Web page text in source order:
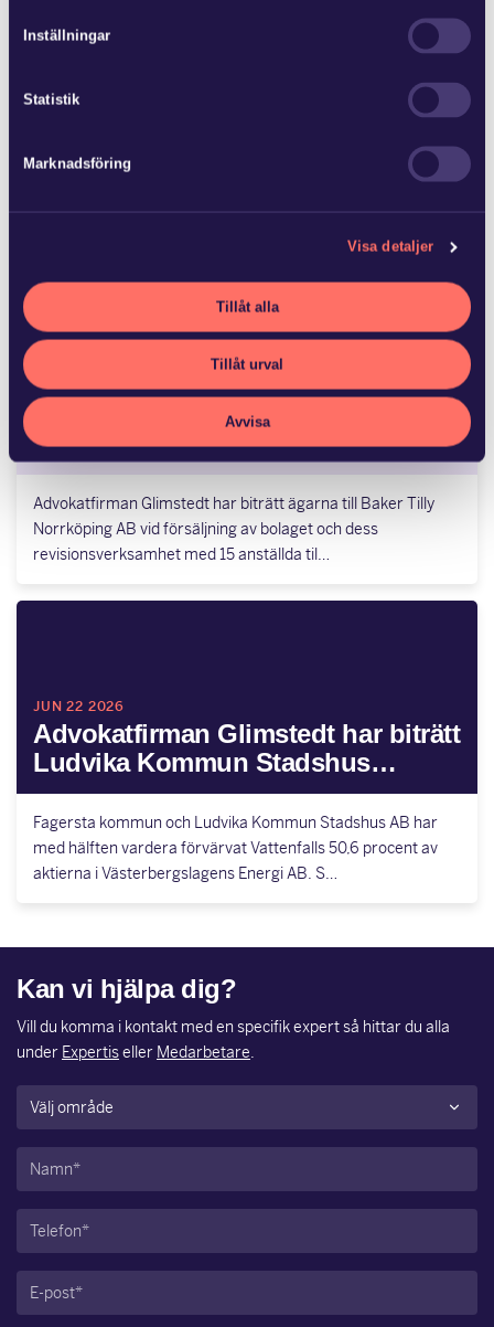
Inställningar
Statistik
Marknadsföring
Visa detaljer
Tillåt alla
Tillåt urval
Avvisa
Ny lag om avgift för
området kring fastigheten, vilket medför kostnader. Andra
JUN 25 2026
Advokatfirman Glimstedt har biträtt
ägarna till Baker Tilly…
Advokatfirman Glimstedt har biträtt ägarna till Baker Tilly
Norrköping AB vid försäljning av bolaget och dess
revisionsverksamhet med 15 anställda til…
JUN 22 2026
Advokatfirman Glimstedt har biträtt
Ludvika Kommun Stadshus…
Fagersta kommun och Ludvika Kommun Stadshus AB har
med hälften vardera förvärvat Vattenfalls 50,6 procent av
aktierna i Västerbergslagens Energi AB. S…
Kan vi hjälpa dig?
Vill du komma i kontakt med en specifik expert så hittar du alla
under Expertiseller Medarbetare.
Område(Obligatoriskt)
Namn(Obligatoriskt)
Telefon(Obligatoriskt)
E-
post(Obligatoriskt)